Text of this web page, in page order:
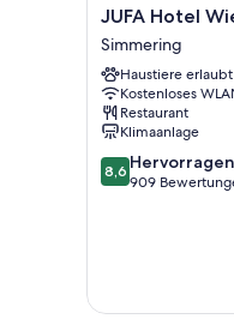
JUFA
Hotel
Wien
City
Simmering
JUFA Hotel
Simmering
Haustiere erlaubt
Kostenloses
Restaurant
Klimaanlage
8.6
von
8,6
909